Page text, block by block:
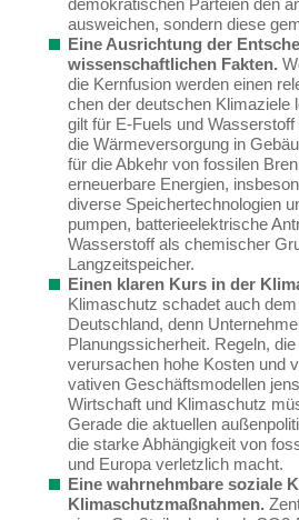
ausweichen, sondern diese
Eine Ausrichtung der
wissenschaftlichen Fakten.
die Kernfusion werden einen
chen der deutschen Klimaziele
gilt für E-Fuels und
die Wärmeversorgung in
für die Abkehr von fossilen
erneuerbare Energien,
diverse Speichertechnologien
pumpen, batterieelektrische
Wasserstoff als chemischer
Langzeitspeicher.
Einen klaren Kurs in der
Klimaschutz schadet auch
Deutschland, denn
Planungssicherheit. Regeln,
verursachen hohe Kosten und
vativen Geschäftsmodellen
Wirtschaft und Klimaschutz
Gerade die aktuellen
die starke Abhängigkeit von
und Europa verletzlich macht.
Eine wahrnehmbare soziale
Klimaschutzmaßnahmen.